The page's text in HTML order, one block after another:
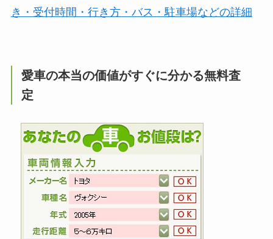
き・受付時間・行き方・バス・駐車場などの詳細
愛車の本当の価値がすぐに分かる無料査
定